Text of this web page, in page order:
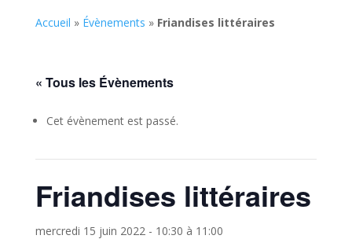
Accueil » Évènements » Friandises littéraires
« Tous les Évènements
Cet évènement est passé.
Friandises littéraires
mercredi 15 juin 2022 - 10:30 à 11:00